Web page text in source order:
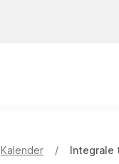
Kalender / Integrale